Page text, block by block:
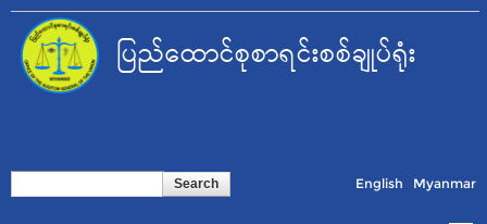
Skip to
content
ပြည်ထောင်စုစာရင်းစစ်ချုပ်ရုံး
Search form English Myanmar